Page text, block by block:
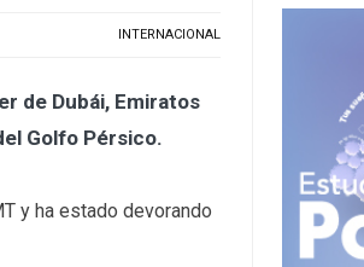
INTERNACIONAL
de Dubái, Emiratos
Golfo Pérsico.
y ha estado devorando